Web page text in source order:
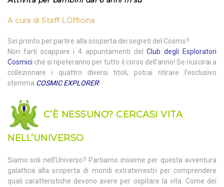
A cura di Staff LOfficina
Sei pronto per partire alla scoperta dei segreti del Cosmo?
Non farti scappare i 4 appuntamenti delClub degli Esploratori
Cosmici che si ripeteranno per tutto il corso dell’anno! Se riuscirai a
collezionare i quattro diversi titoli, potrai ritirare l’esclusivo
stemma COSMIC EXPLORER!
C’È NESSUNO? CERCASI VITA
NELL’UNIVERSO
Siamo soli nell’Universo? Partiamo insieme per questa avventura
galattica alla scoperta di mondi extraterrestri per comprendere
quali caratteristiche devono avere per ospitare la vita. Come dei